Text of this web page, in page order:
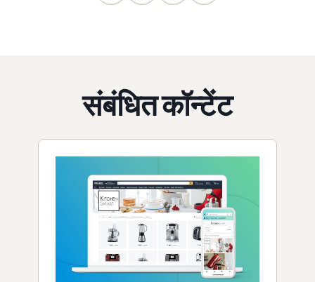
संबंधित कॉन्टेंट